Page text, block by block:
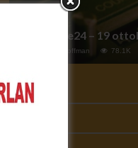
Jeff Hoffman 78.1K